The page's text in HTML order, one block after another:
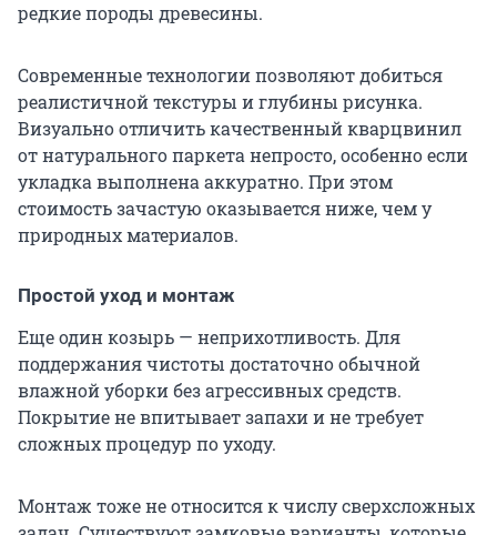
редкие породы древесины.
Современные технологии позволяют добиться
реалистичной текстуры и глубины рисунка.
Визуально отличить качественный кварцвинил
от натурального паркета непросто, особенно если
укладка выполнена аккуратно. При этом
стоимость зачастую оказывается ниже, чем у
природных материалов.
Простой уход и монтаж
Еще один козырь — неприхотливость. Для
поддержания чистоты достаточно обычной
влажной уборки без агрессивных средств.
Покрытие не впитывает запахи и не требует
сложных процедур по уходу.
Монтаж тоже не относится к числу сверхсложных